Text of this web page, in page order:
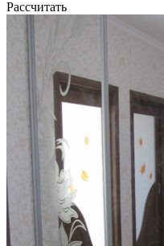
Рассчитать